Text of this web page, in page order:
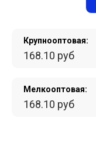
Крупнооптовая:
168.10 руб
Мелкооптовая:
168.10 руб